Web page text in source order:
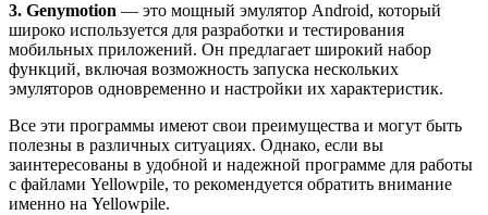
3. Genymotion — это мощный эмулятор Android, который
широко используется для разработки и тестирования
мобильных приложений. Он предлагает широкий набор
функций, включая возможность запуска нескольких
эмуляторов одновременно и настройки их характеристик.
Все эти программы имеют свои преимущества и могут быть
полезны в различных ситуациях. Однако, если вы
заинтересованы в удобной и надежной программе для работы
с файлами Yellowpile, то рекомендуется обратить внимание
именно на Yellowpile.